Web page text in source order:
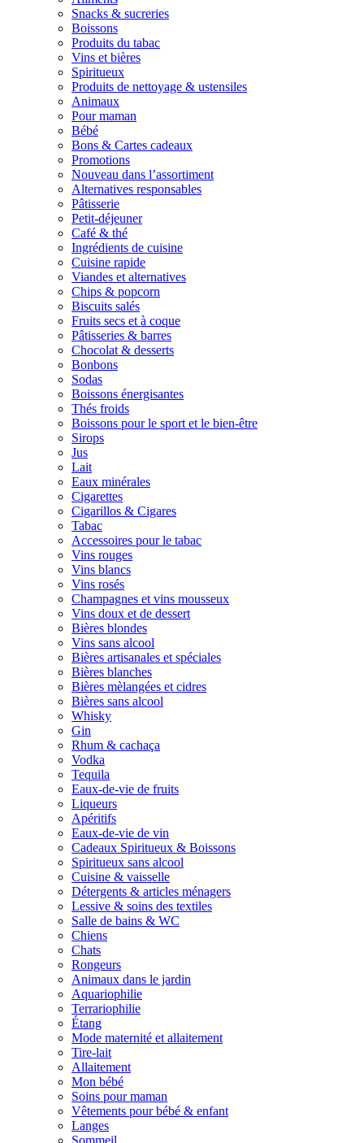
Snacks & sucreries
Boissons
Produits du tabac
Vins et bières
Spiritueux
Produits de nettoyage & ustensiles
Animaux
Pour maman
Bébé
Bons & Cartes cadeaux
Promotions
Nouveau dans l’assortiment
Alternatives responsables
Pâtisserie
Petit-déjeuner
Café & thé
Ingrédients de cuisine
Cuisine rapide
Viandes et alternatives
Chips & popcorn
Biscuits salés
Fruits secs et à coque
Pâtisseries & barres
Chocolat & desserts
Bonbons
Sodas
Boissons énergisantes
Thés froids
Boissons pour le sport et le bien-être
Sirops
Jus
Lait
Eaux minérales
Cigarettes
Cigarillos & Cigares
Tabac
Accessoires pour le tabac
Vins rouges
Vins blancs
Vins rosés
Champagnes et vins mousseux
Vins doux et de dessert
Bières blondes
Vins sans alcool
Bières artisanales et spéciales
Bières blanches
Bières mèlangées et cidres
Bières sans alcool
Whisky
Gin
Rhum & cachaça
Vodka
Tequila
Eaux-de-vie de fruits
Liqueurs
Apéritifs
Eaux-de-vie de vin
Cadeaux Spiritueux & Boissons
Spiritueux sans alcool
Cuisine & vaisselle
Détergents & articles ménagers
Lessive & soins des textiles
Salle de bains & WC
Chiens
Chats
Rongeurs
Animaux dans le jardin
Aquariophilie
Terrariophilie
Étang
Mode maternité et allaitement
Tire-lait
Allaitement
Mon bébé
Soins pour maman
Vêtements pour bébé & enfant
Langes
Sommeil